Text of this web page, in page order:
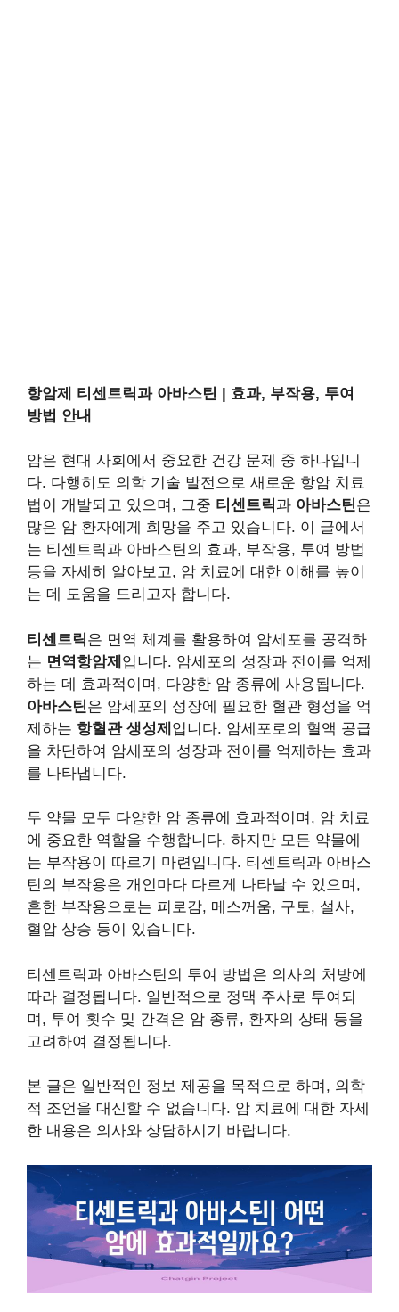
항암제 티센트릭과 아바스틴 | 효과, 부작용, 투여
방법 안내
암은 현대 사회에서 중요한 건강 문제 중 하나입니
다. 다행히도 의학 기술 발전으로 새로운 항암 치료
법이 개발되고 있으며, 그중 티센트릭과 아바스틴은
많은 암 환자에게 희망을 주고 있습니다. 이 글에서
는 티센트릭과 아바스틴의 효과, 부작용, 투여 방법
등을 자세히 알아보고, 암 치료에 대한 이해를 높이
는 데 도움을 드리고자 합니다.
티센트릭은 면역 체계를 활용하여 암세포를 공격하
는 면역항암제 입니다. 암세포의 성장과 전이를 억제
하는 데 효과적이며, 다양한 암 종류에 사용됩니다.
아바스틴은 암세포의 성장에 필요한 혈관 형성을 억
제하는 항혈관 생성제 입니다. 암세포로의 혈액 공급
을 차단하여 암세포의 성장과 전이를 억제하는 효과
를 나타냅니다.
두 약물 모두 다양한 암 종류에 효과적이며, 암 치료
에 중요한 역할을 수행합니다. 하지만 모든 약물에
는 부작용이 따르기 마련입니다. 티센트릭과 아바스
틴의 부작용은 개인마다 다르게 나타날 수 있으며,
흔한 부작용으로는 피로감, 메스꺼움, 구토, 설사,
혈압 상승 등이 있습니다.
티센트릭과 아바스틴의 투여 방법은 의사의 처방에
따라 결정됩니다. 일반적으로 정맥 주사로 투여되
며, 투여 횟수 및 간격은 암 종류, 환자의 상태 등을
고려하여 결정됩니다.
본 글은 일반적인 정보 제공을 목적으로 하며, 의학
적 조언을 대신할 수 없습니다. 암 치료에 대한 자세
한 내용은 의사와 상담하시기 바랍니다.